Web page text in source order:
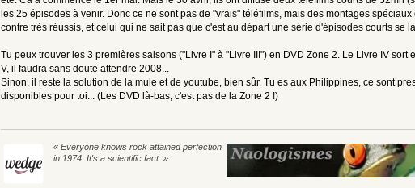
les 25 épisodes à venir. Donc ce ne sont pas de "vrais" téléfilms, mais des montages
contre très réussis, et celui qui ne sait pas que c'est au départ une série d'épisodes courts se
Tu peux trouver les 3 premières saisons ("Livre I" à "Livre III") en DVD Zone 2. Le Livre IV sort
V, il faudra sans doute attendre 2008...
Sinon, il reste la solution de la mule et de youtube, bien sûr. Tu es aux Philippines, ce sont
disponibles pour toi... (Les DVD là-bas, c'est pas de la Zone 2 !)
« Everyone knows rock attained perfection
in 1974. It's a scientific fact. »